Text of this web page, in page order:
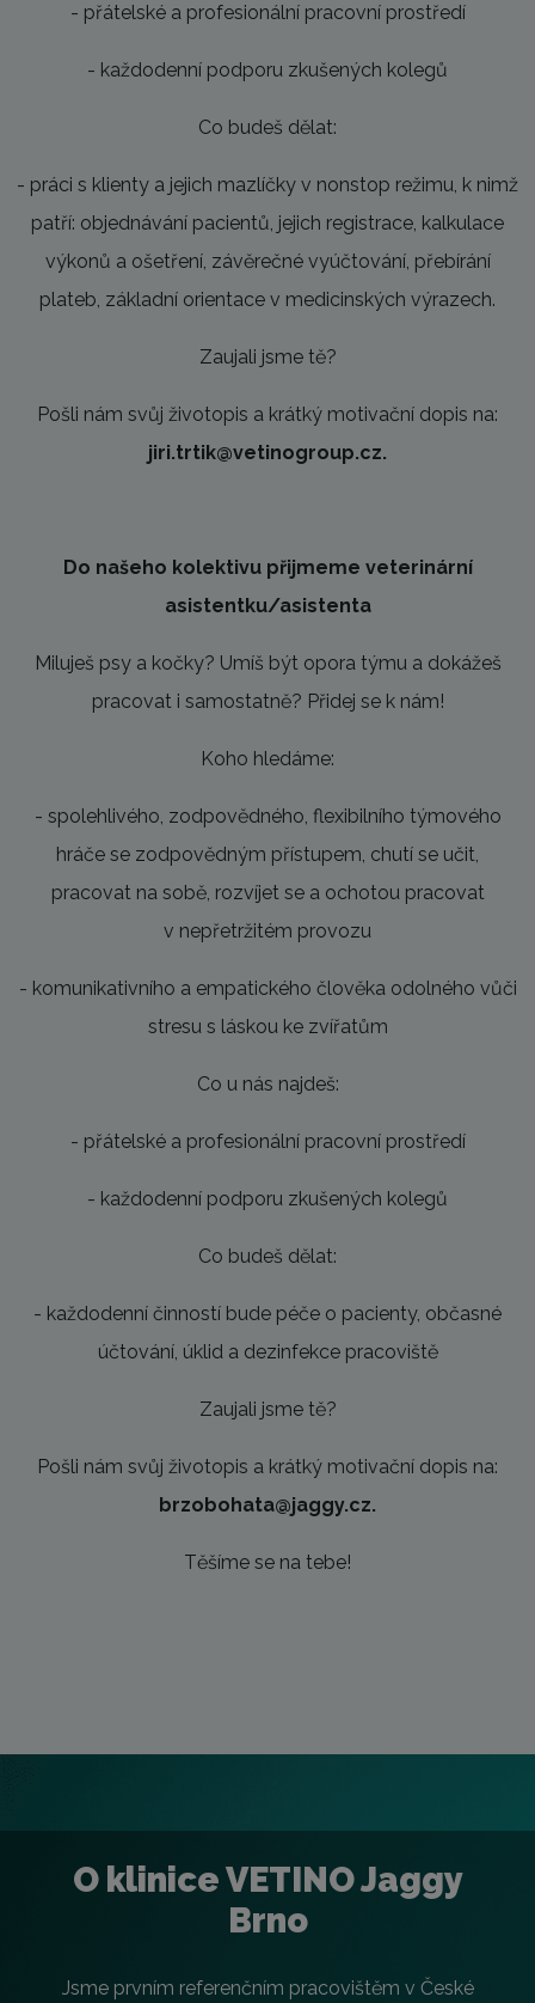
- přátelské a profesionální pracovní prostředí
- každodenní podporu zkušených kolegů
Co budeš dělat:
- práci s klienty a jejich mazlíčky v nonstop režimu, k nimž
patří: objednávání pacientů, jejich registrace, kalkulace
výkonů a ošetření, závěrečné vyúčtování, přebírání
plateb, základní orientace v medicinských výrazech.
Zaujali jsme tě?
Pošli nám svůj životopis a krátký motivační dopis na:
jiri.trtik@vetinogroup.cz.
Do našeho kolektivu přijmeme veterinární
asistentku/asistenta
Miluješ psy a kočky? Umíš být opora týmu a dokážeš
pracovat i samostatně? Přidej se k nám!
Koho hledáme:
- spolehlivého, zodpovědného, flexibilního týmového
hráče se zodpovědným přístupem, chutí se učit,
pracovat na sobě, rozvíjet se a ochotou pracovat
v nepřetržitém provozu
- komunikativního a empatického člověka odolného vůči
stresu s láskou ke zvířatům
Co u nás najdeš:
- přátelské a profesionální pracovní prostředí
- každodenní podporu zkušených kolegů
Co budeš dělat:
- každodenní činností bude péče o pacienty, občasné
účtování, úklid a dezinfekce pracoviště
Zaujali jsme tě?
Pošli nám svůj životopis a krátký motivační dopis na:
brzobohata@jaggy.cz.
Těšíme se na tebe!
O klinice VETINO Jaggy
Brno
Jsme prvním referenčním pracovištěm v České